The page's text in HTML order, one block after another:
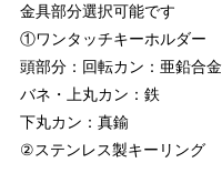
金具部分選択可能です
①ワンタッチキーホルダー
頭部分：回転カン：亜鉛合金
バネ・上丸カン：鉄
下丸カン：真鍮
②ステンレス製キーリング